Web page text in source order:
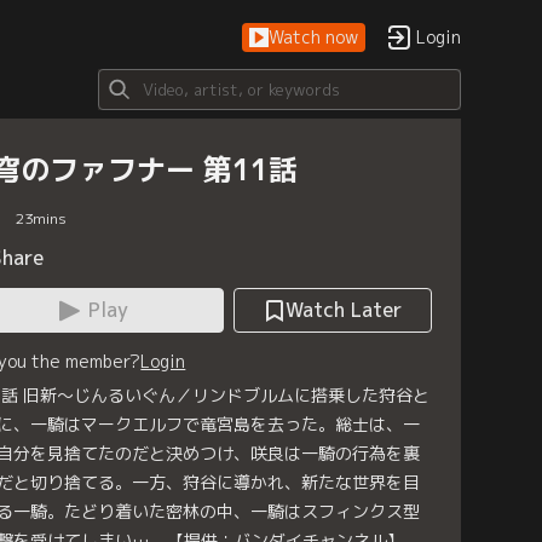
Watch now Login
のファフナー 第11話
23mins
Play
Watch Later
the member?Login
旧新～じんるいぐん／リンドブルムに搭乗した狩谷と
、一騎はマークエルフで竜宮島を去った。総士は、一
分を見捨てたのだと決めつけ、咲良は一騎の行為を裏
と切り捨てる。一方、狩谷に導かれ、新たな世界を目
一騎。たどり着いた密林の中、一騎はスフィンクス型